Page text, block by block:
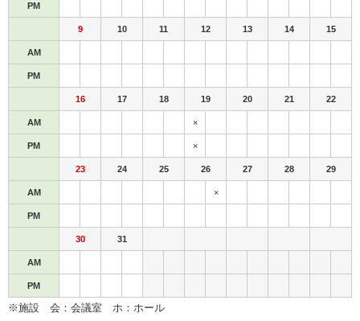
PM
9 10 11 12 13 14 15
AM
PM
16 17 18 19 20 21 22
AM ×
PM ×
23 24 25 26 27 28 29
AM ×
PM
30 31
AM
PM
※施設 会：会議室 ホ：ホール